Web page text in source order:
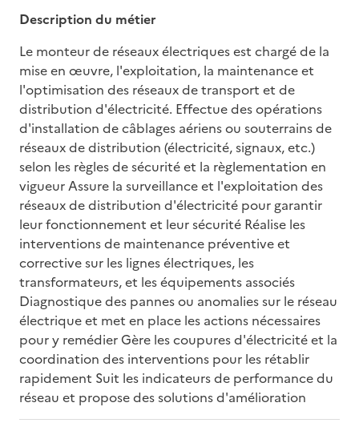
Description du métier
Le monteur de réseaux électriques est chargé de la
mise en œuvre, l'exploitation, la maintenance et
l'optimisation des réseaux de transport et de
distribution d'électricité. Effectue des opérations
d'installation de câblages aériens ou souterrains de
réseaux de distribution (électricité, signaux, etc.)
selon les règles de sécurité et la règlementation en
vigueur Assure la surveillance et l'exploitation des
réseaux de distribution d'électricité pour garantir
leur fonctionnement et leur sécurité Réalise les
interventions de maintenance préventive et
corrective sur les lignes électriques, les
transformateurs, et les équipements associés
Diagnostique des pannes ou anomalies sur le réseau
électrique et met en place les actions nécessaires
pour y remédier Gère les coupures d'électricité et la
coordination des interventions pour les rétablir
rapidement Suit les indicateurs de performance du
réseau et propose des solutions d'amélioration